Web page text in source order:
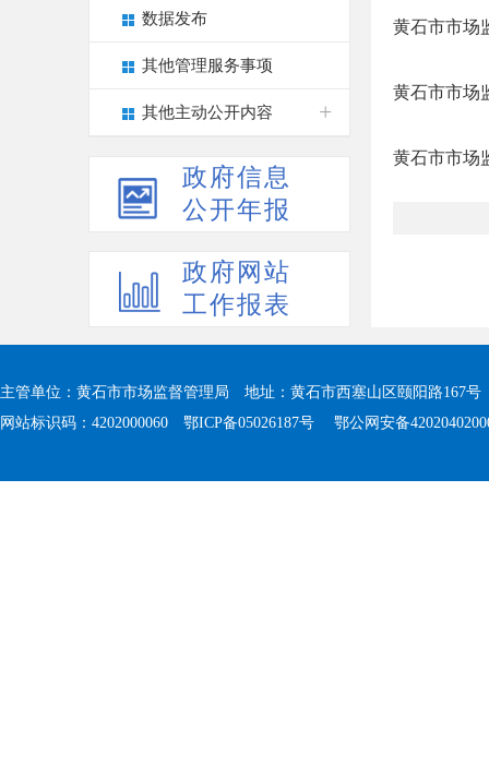
数据发布
其他管理服务事项
其他主动公开内容
政府信息
公开年报
政府网站
工作报表
黄石市市场
黄石市市场
黄石市市场
主管单位：黄石市市场监督管理局 地址：黄石市西塞山区颐阳路167号
网站标识码：4202000060 鄂ICP备05026187号 鄂公网安备